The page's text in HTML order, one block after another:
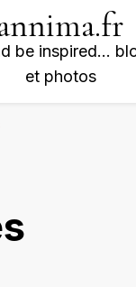
be inspired…
et photos